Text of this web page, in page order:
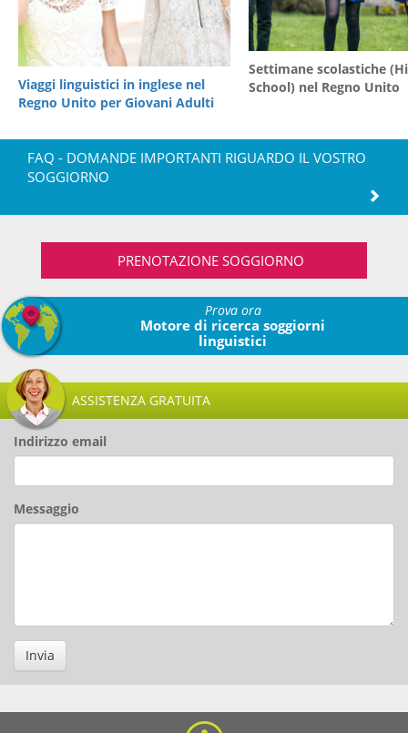
Viaggi linguistici in inglese nel
Regno Unito per Giovani Adulti
Settimane scolastiche
School) nel Regno Unito
FAQ - DOMANDE IMPORTANTI RIGUARDO IL VOSTRO
SOGGIORNO
PRENOTAZIONE SOGGIORNO
Prova ora
Motore di ricerca soggiorni
linguistici
ASSISTENZA GRATUITA
Indirizzo email
Messaggio
Invia